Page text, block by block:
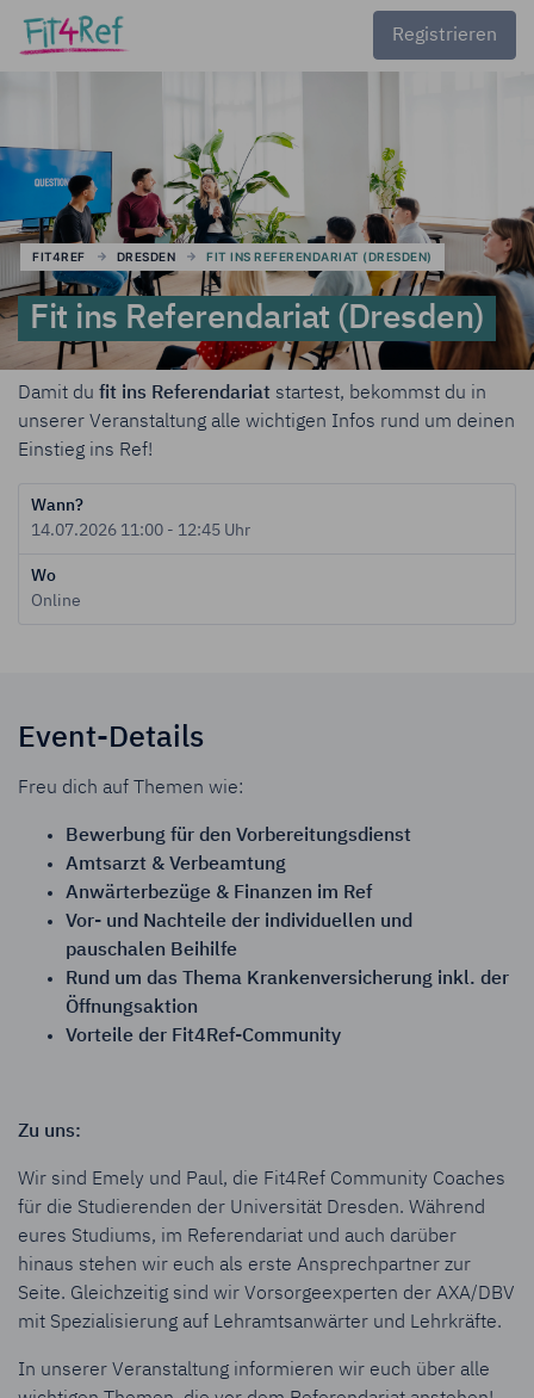
Registrieren
FIT4REF DRESDEN FIT INS REFERENDARIAT (DRESDEN)
Fit ins Referendariat (Dresden)
Damit du fit ins Referendariat startest, bekommst du in
unserer Veranstaltung alle wichtigen Infos rund um deinen
Einstieg ins Ref!
Wann?
14.07.2026 11:00 - 12:45 Uhr
Wo
Online
Event-Details
Freu dich auf Themen wie:
Bewerbung für den Vorbereitungsdienst
Amtsarzt & Verbeamtung
Anwärterbezüge & Finanzen im Ref
Vor- und Nachteile der individuellen und
pauschalen Beihilfe
Rund um das Thema Krankenversicherung inkl. der
Öffnungsaktion
Vorteile der Fit4Ref-Community
Zu uns:
Wir sind Emely und Paul, die Fit4Ref Community Coaches
für die Studierenden der Universität Dresden. Während
eures Studiums, im Referendariat und auch darüber
hinaus stehen wir euch als erste Ansprechpartner zur
Seite. Gleichzeitig sind wir Vorsorgeexperten der AXA/DBV
mit Spezialisierung auf Lehramtsanwärter und Lehrkräfte.
In unserer Veranstaltung informieren wir euch über alle